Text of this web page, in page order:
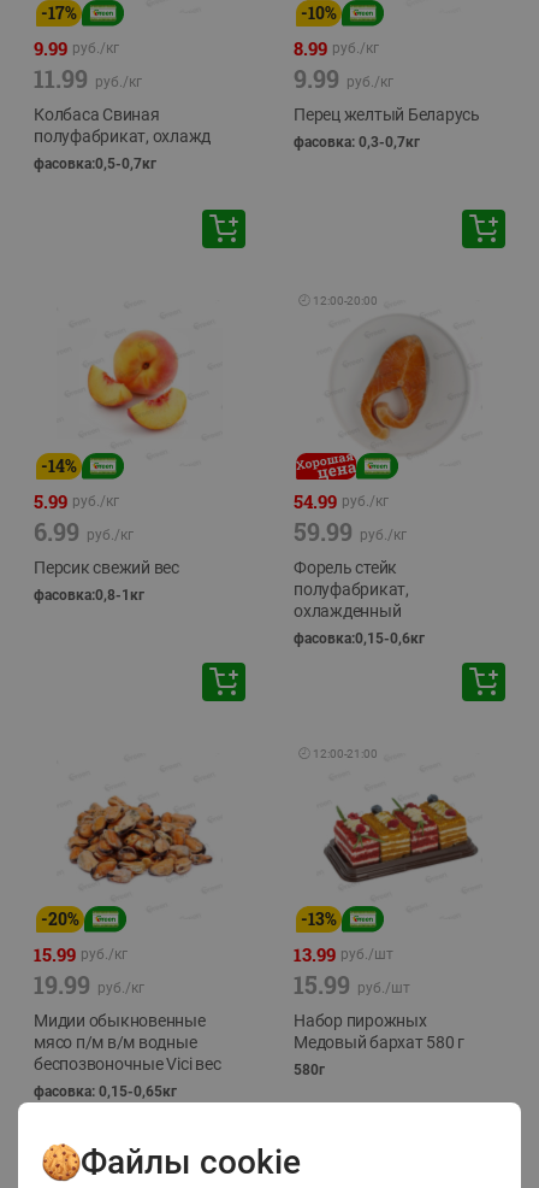
-17%
9.99 руб./кг
11.99 руб./кг
Колбаса Свиная
полуфабрикат, охлажд
фасовка:0,5-0,7кг
-10%
8.99 руб./кг
9.99 руб./кг
Перец желтый Беларусь
фасовка: 0,3-0,7кг
-14%
5.99 руб./кг
6.99 руб./кг
Персик свежий вес
фасовка:0,8-1кг
🕘 12:00-20:00
54.99 руб./кг
59.99 руб./кг
Форель стейк
полуфабрикат,
охлажденный
фасовка:0,15-0,6кг
-20%
15.99 руб./кг
19.99 руб./кг
Мидии обыкновенные
мясо п/м в/м водные
беспозвоночные Vici вес
фасовка: 0,15-0,65кг
🕘 12:00-21:00
-13%
13.99 руб./шт
15.99 руб./шт
Набор пирожных
Медовый бархат 580 г
580г
Файлы cookie